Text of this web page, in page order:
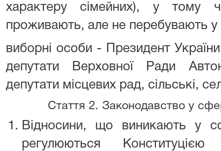
характеру сімейних), у тому
проживають, але не перебувають
виборні особи - Президент
депутати Верховної Ради
депутати місцевих рад, сільські,
Стаття 2. Законодавство у
Відносини, що виникають у
регулюються